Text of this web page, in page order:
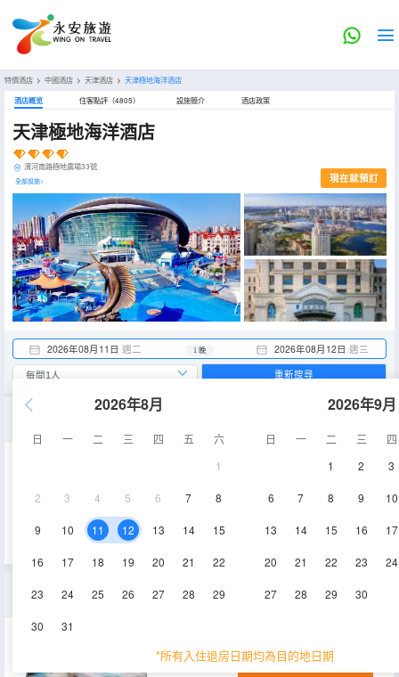
特價酒店 > 中國酒店 > 天津酒店 > 天津極地海洋酒店
酒店概览 住客點評（4805） 設施簡介 酒店政策
天津極地海洋酒店
濱河南路極地廣場33號
全部設施> 現在就預訂
2026年08月11日 週二 2026年08月12日 週三
1 晚
2026年8月
日 一 二 三 四 五
六
1
2 3 4 5 6 7 8
9 10 11 12 13 14 15
16 17 18 19 20 21 22
23 24 25 26 27 28 29
30 31
2026年9月
日 一 二 三
四
1
2 3
6 7 8 9 10
13 14 15 16 17
20 21 22 23 24
27 28 29 30
*所有入住退房日期均為目的地日期
重新搜尋
74-86㎡ 空調
極地雙床房
37-43㎡ 16-20層